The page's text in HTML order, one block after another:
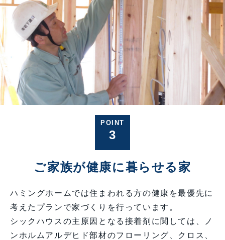
POINT
3
ご家族が健康に暮らせる家
ハミングホームでは住まわれる方の健康を最優先に
考えたプランで家づくりを行っています。
シックハウスの主原因となる接着剤に関しては、ノ
ンホルムアルデヒド部材のフローリング、クロス、